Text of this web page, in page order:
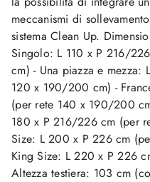
meccanismi di
sistema Clean Up.
Singolo: L 110 x P 216/
cm) - Una piazza e
120 x 190/200 cm) -
(per rete 140 x 190/200
180 x P 216/226 cm (per
Size: L 200 x P 226 cm
King Size: L 220 x P 226
Altezza testiera: 103 cm